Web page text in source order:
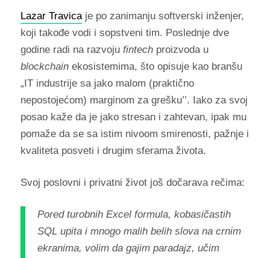
Lazar Travicaje po zanimanju softverski inženjer,
koji takođe vodi i sopstveni tim. Poslednje dve
godine radi na razvoju fintechproizvoda u
blockchainekosistemima, što opisuje kao branšu
„IT industrije sa jako malom (praktično
nepostojećom) marginom za grešku’’. Iako za svoj
posao kaže da je jako stresan i zahtevan, ipak mu
pomaže da se sa istim nivoom smirenosti, pažnje i
kvaliteta posveti i drugim sferama života.
Svoj poslovni i privatni život još dočarava rečima:
Pored turobnih Excel formula, kobasičastih
SQL upita i mnogo malih belih slova na crnim
ekranima, volim da gajim paradajz, učim